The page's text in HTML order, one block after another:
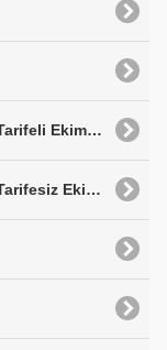
Şehirlerdeki Doğalgaz Birim Fiyatları - Tarifeli Ekim 2022
Şehirlerdeki Doğalgaz Birim Fiyatları - Tarifesiz Ekim 2022